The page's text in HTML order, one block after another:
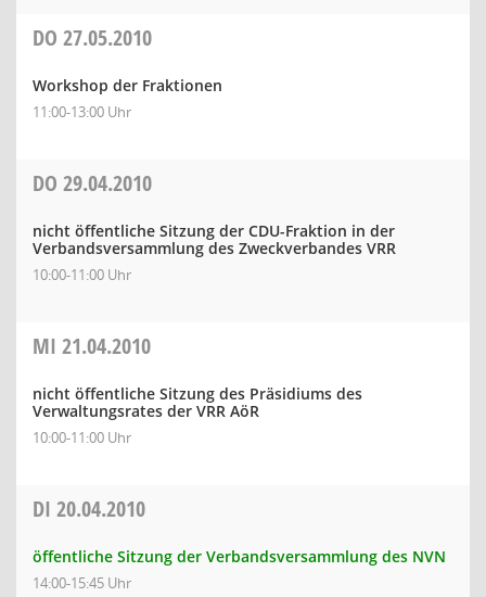
DO 27.05.2010
Workshop der Fraktionen
11:00-13:00 Uhr
DO 29.04.2010
nicht öffentliche Sitzung der CDU-Fraktion in der
Verbandsversammlung des Zweckverbandes VRR
10:00-11:00 Uhr
MI 21.04.2010
nicht öffentliche Sitzung des Präsidiums des
Verwaltungsrates der VRR AöR
10:00-11:00 Uhr
DI 20.04.2010
öffentliche Sitzung der Verbandsversammlung des NVN
14:00-15:45 Uhr